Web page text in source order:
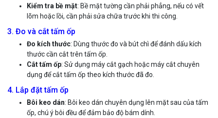
Kiểm tra bề mặt: Bề mặt tường cần phải phẳng, nếu có vết
lõm hoặc lồi, cần phải sửa chữa trước khi thi công.
3. Đo và cắt tấm ốp
Đo kích thước: Dùng thước đo và bút chì để đánh dấu kích
thước cần cắt trên tấm ốp.
Cắt tấm ốp: Sử dụng máy cắt gạch hoặc máy cắt chuyên
dụng để cắt tấm ốp theo kích thước đã đo.
4. Lắp đặt tấm ốp
Bôi keo dán: Bôi keo dán chuyên dụng lên mặt sau của tấm
ốp, chú ý bôi đều để đảm bảo độ bám dính.